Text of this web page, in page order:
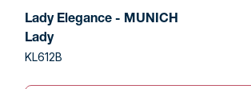
Lady Elegance - MUNICH
Lady
KL612B